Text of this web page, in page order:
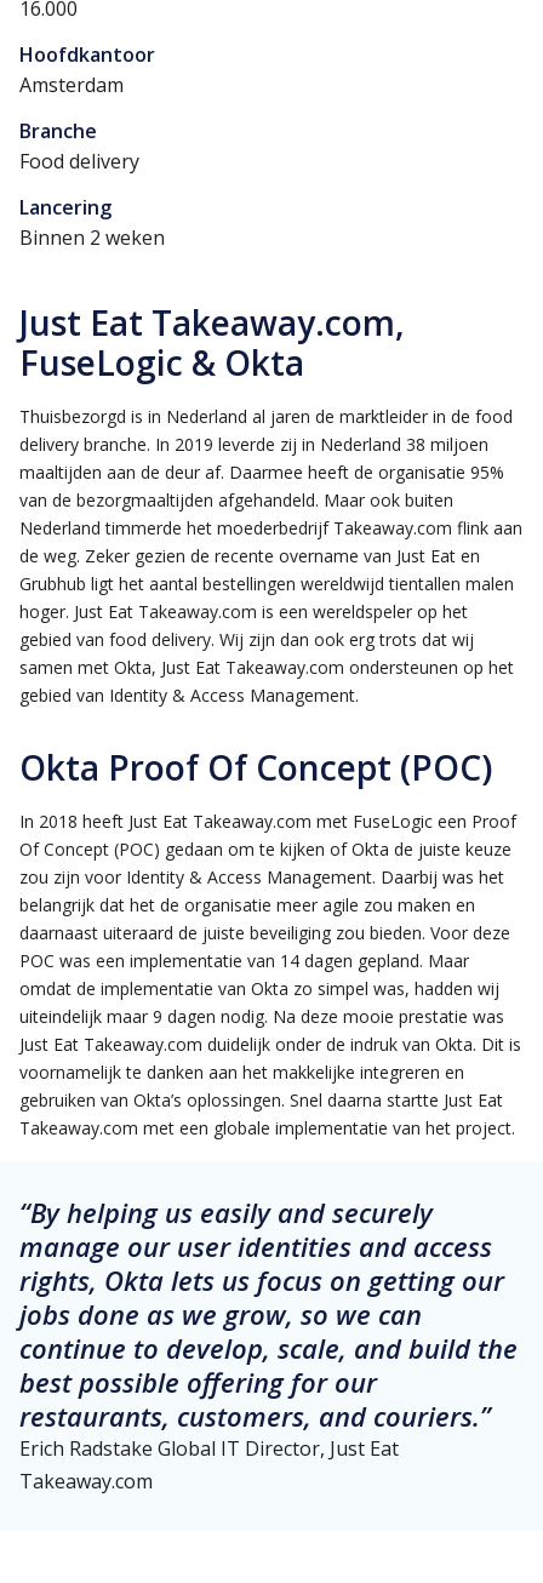
16.000
Hoofdkantoor
Amsterdam
Branche
Food delivery
Lancering
Binnen 2 weken
Just Eat Takeaway.com,
FuseLogic & Okta
Thuisbezorgd is in Nederland al jaren de marktleider in de food
delivery branche. In 2019 leverde zij in Nederland 38 miljoen
maaltijden aan de deur af. Daarmee heeft de organisatie 95%
van de bezorgmaaltijden afgehandeld. Maar ook buiten
Nederland timmerde het moederbedrijf Takeaway.com flink aan
de weg. Zeker gezien de recente overname van Just Eat en
Grubhub ligt het aantal bestellingen wereldwijd tientallen malen
hoger. Just Eat Takeaway.com is een wereldspeler op het
gebied van food delivery. Wij zijn dan ook erg trots dat wij
samen met Okta, Just Eat Takeaway.com ondersteunen op het
gebied van Identity & Access Management.
Okta Proof Of Concept (POC)
In 2018 heeft Just Eat Takeaway.com met FuseLogic een Proof
Of Concept (POC) gedaan om te kijken of Okta de juiste keuze
zou zijn voor Identity & Access Management. Daarbij was het
belangrijk dat het de organisatie meer agile zou maken en
daarnaast uiteraard de juiste beveiliging zou bieden. Voor deze
POC was een implementatie van 14 dagen gepland. Maar
omdat de implementatie van Okta zo simpel was, hadden wij
uiteindelijk maar 9 dagen nodig. Na deze mooie prestatie was
Just Eat Takeaway.com duidelijk onder de indruk van Okta. Dit is
voornamelijk te danken aan het makkelijke integreren en
gebruiken van Okta’s oplossingen. Snel daarna startte Just Eat
Takeaway.com met een globale implementatie van het project.
“By helping us easily and securely
manage our user identities and access
rights, Okta lets us focus on getting our
jobs done as we grow, so we can
continue to develop, scale, and build the
best possible offering for our
restaurants, customers, and couriers.”
Erich Radstake Global IT Director, Just Eat
Takeaway.com